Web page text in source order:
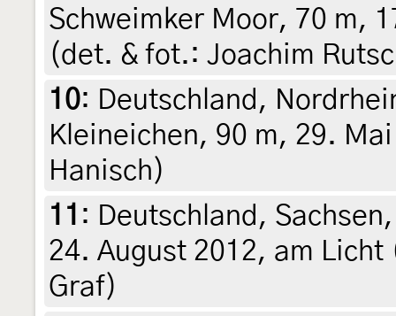
Schweimker Moor, 70 m,
(det. & fot.: Joachim
10: Deutschland,
Kleineichen, 90 m, 29.
Hanisch)
11 : Deutschland,
24. August 2012, am
Graf)